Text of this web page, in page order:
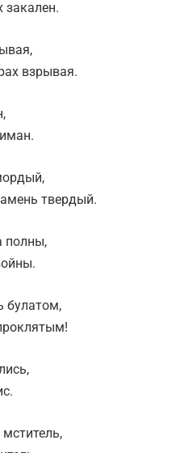
закален.
взрывая.
твердый.
полны,
булатом,